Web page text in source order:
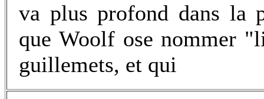
va plus profond dans la
que Woolf ose nommer
guillemets, et qui